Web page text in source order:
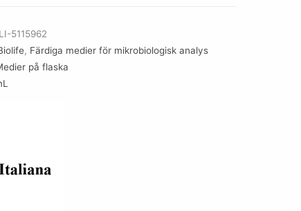
5115962
, Färdiga medier för mikrobiologisk analys
på flaska